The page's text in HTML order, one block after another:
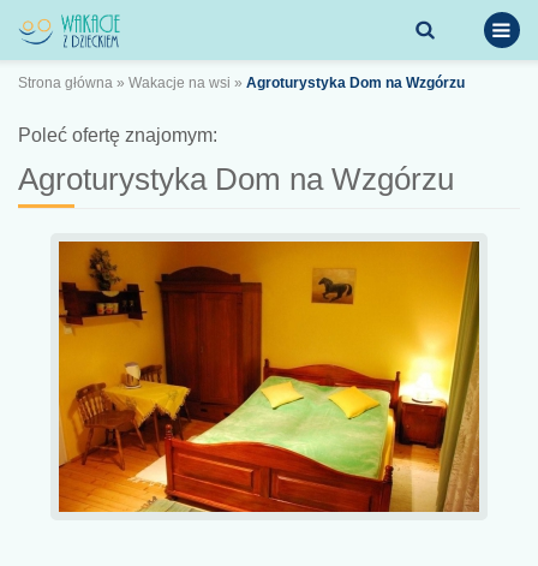
Strona główna » Wakacje na wsi » Agroturystyka Dom na Wzgórzu
Poleć ofertę znajomym:
Agroturystyka Dom na Wzgórzu